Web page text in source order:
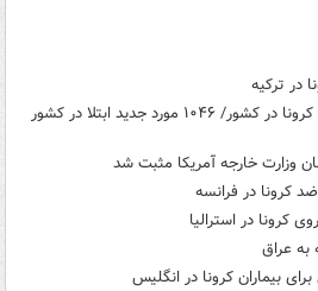
در ترکیه
بهبودی ۵۹۷۹ نفر از مبتلایان کرونا در کشور/ ۱۰۴۶ مورد جدید ابتلا در کشور
وزارت خارجه آمریکا مثبت شد
کرونا در فرانسه
کرونا در استرالیا
به عراق
بیماران کرونا در انگلیس